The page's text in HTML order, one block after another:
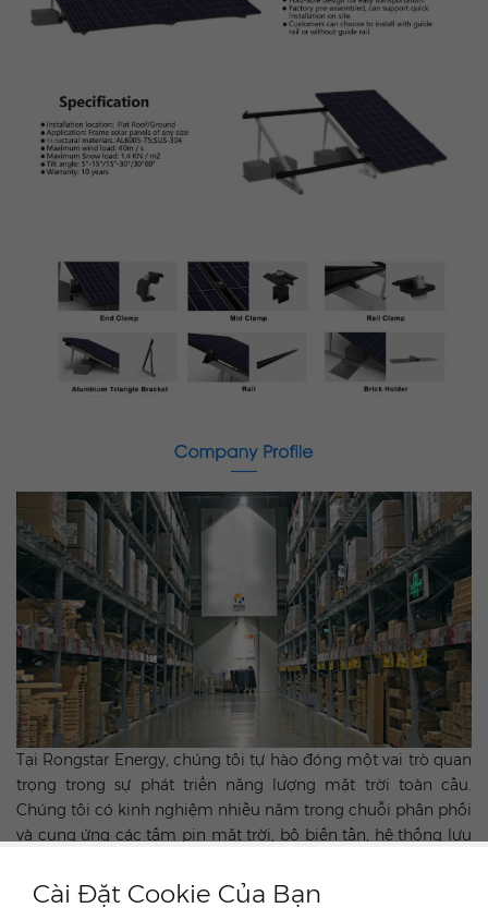
Cài Đặt Cookie Của Bạn
Tại Rongstar Energy, chúng tôi tự hào đóng một vai trò quan
trọng trong sự phát triển năng lượng mặt trời toàn cầu.
Chúng tôi có kinh nghiệm nhiều năm trong chuỗi phân phối
và cung ứng các tấm pin mặt trời, bộ biến tần, hệ thống lưu
khác cho quang điện. Tận dụng thế mạnh của công ty mẹ -